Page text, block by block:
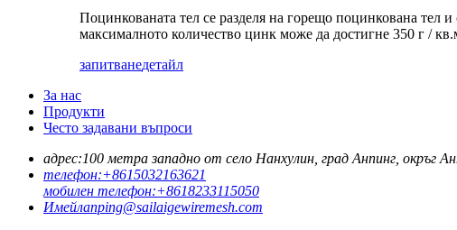
Поцинкованата тел се разделя на горещо поцинкована тел
максималното количество цинк може да достигне 350 г /
запитванедетайл
За нас
Продукти
Често задавани въпроси
адрес:100 метра западно от село Нанхулин, град Анпинг, окръг
телефон:+8615032163621
мобилен телефон:+8618233115050
Имейлanping@sailaigewiremesh.com